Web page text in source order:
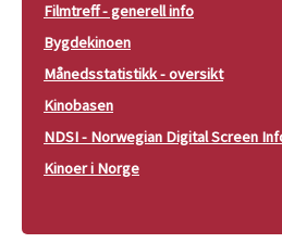
Filmtreff - generell info
Bygdekinoen
Månedsstatistikk - oversikt
Kinobasen
NDSI - Norwegian Digital Screen
Kinoer i Norge